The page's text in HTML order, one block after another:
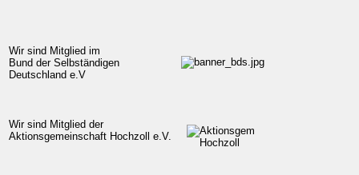
Wir sind Mitglied im
Bund der Selbständigen
Deutschland e.V
Wir sind Mitglied der
Aktionsgemeinschaft Hochzoll e.V.